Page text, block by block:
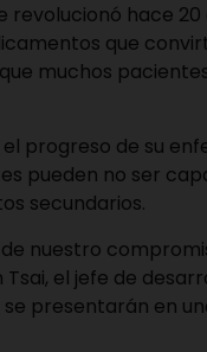
hace 20
que
muchos
progreso de su
pueden no ser
secundarios.
nuestro
el jefe de
presentarán en